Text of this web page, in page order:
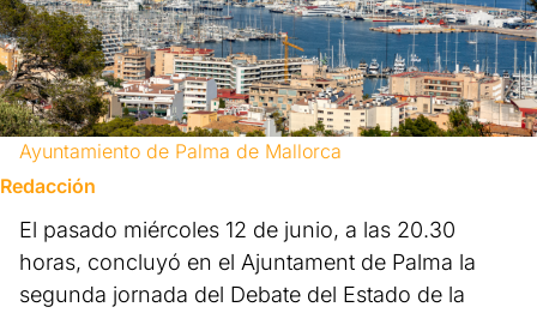
Ayuntamiento de Palma de Mallorca
Redacción
El pasado miércoles 12 de junio, a las 20.30
horas, concluyó en el Ajuntament de Palma la
segunda jornada del Debate del Estado de la